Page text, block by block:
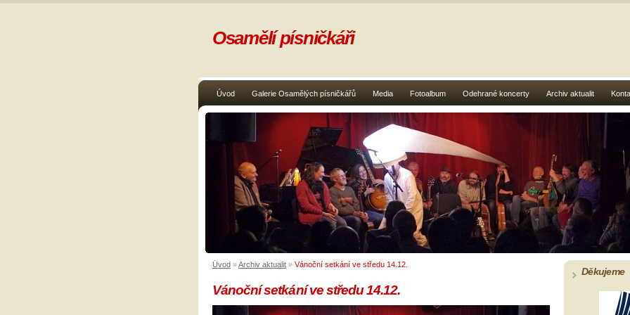
Úvod Galerie Osamělých písničkářů Media Fotoalbum Odehrané koncerty Archiv aktualit
Osamělí písničkáři
Úvod »Archiv aktualit » Vánoční setkání ve středu 14.12.
Vánoční setkání ve středu 14.12.
Děkujeme